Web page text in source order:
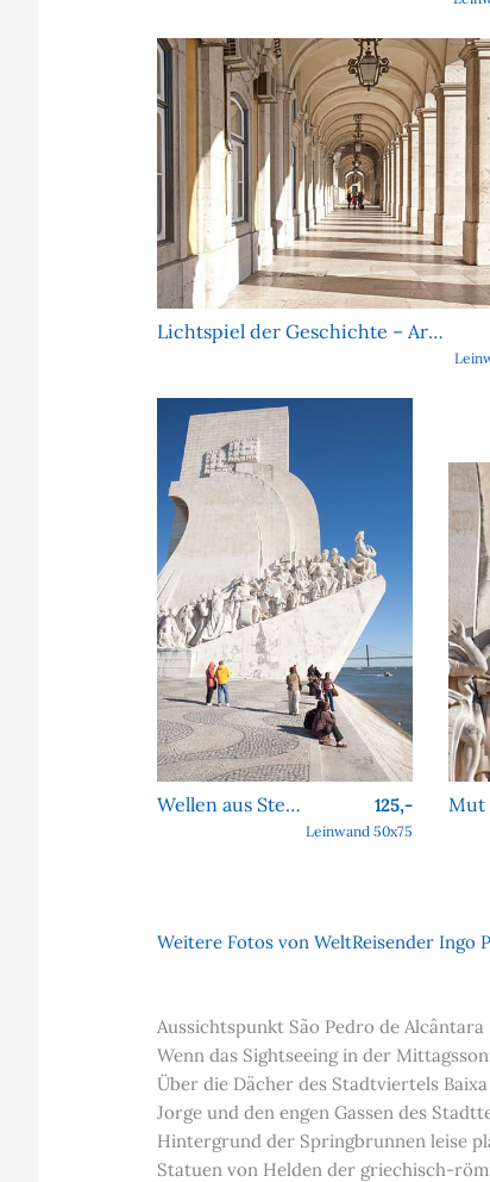
Lichtspiel der Geschichte – Arkaden am Praça do Comércio
Wellen aus Stein – Hommage an die großen Entdecker 125,-
Leinwand 50x75
Mut
Weitere Fotos von WeltReisender Ingo
Aussichtspunkt São Pedro de Alcântara
Wenn das Sightseeing in der
Über die Dächer des Stadtviertels
Jorge und den engen Gassen des
Hintergrund der Springbrunnen leise
Statuen von Helden der griechisch-